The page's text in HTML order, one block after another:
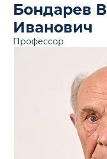
Бондарев
Иванович
Профессор